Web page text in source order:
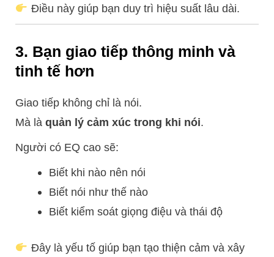
Điều này giúp bạn duy trì hiệu suất lâu dài.
3. Bạn giao tiếp thông minh và
tinh tế hơn
Giao tiếp không chỉ là nói.
Mà là quản lý cảm xúc trong khi nói.
Người có EQ cao sẽ:
Biết khi nào nên nói
Biết nói như thế nào
Biết kiểm soát giọng điệu và thái độ
Đây là yếu tố giúp bạn tạo thiện cảm và xây